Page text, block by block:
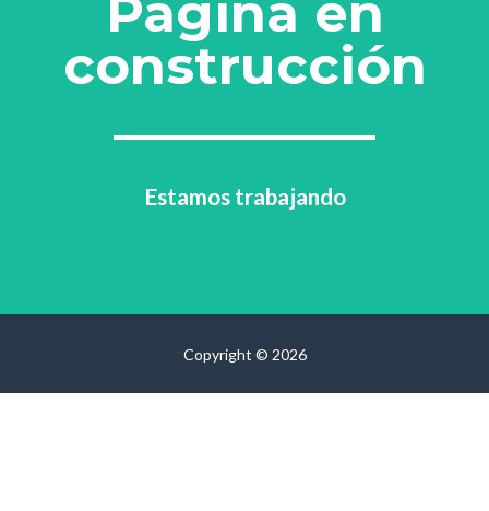
Página en
construcción
Estamos trabajando
Copyright © 2026